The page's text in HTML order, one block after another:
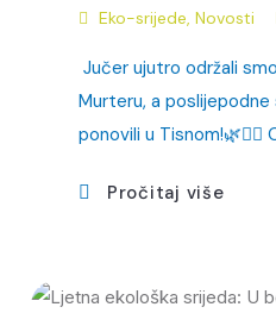
Eko-srijede,Novosti
Jučer ujutro održali
Murteru, a
ponovili u Tisnom!🌿🏴‍☠️
Pročitaj više